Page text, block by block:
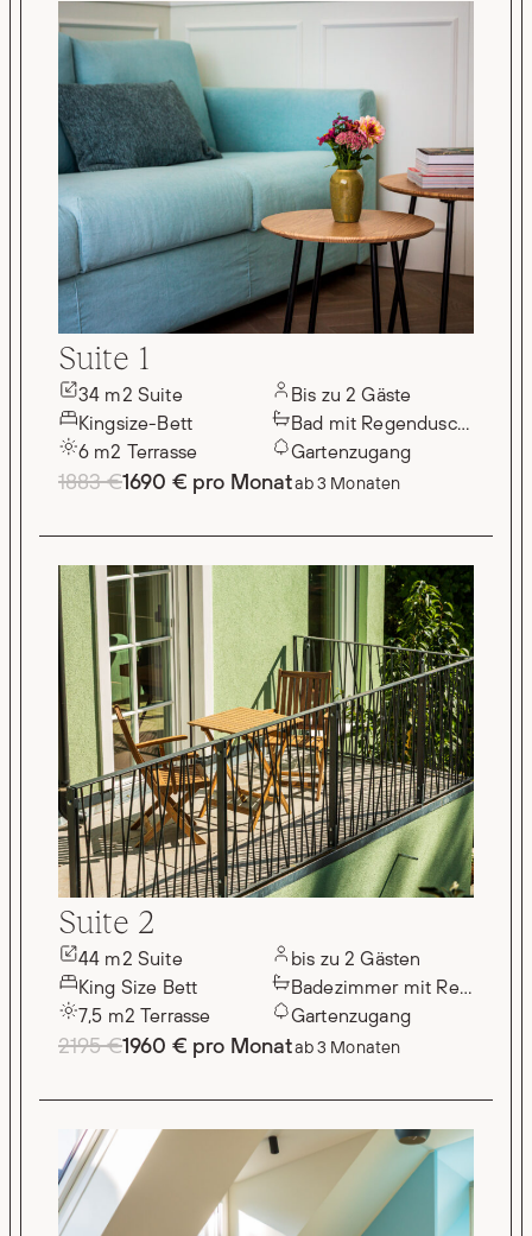
Suite 1
34 m2 Suite
Kingsize-Bett
6 m2 Terrasse
Bis zu 2 Gäste
Bad mit Regendusche
Gartenzugang
1883 €1690 € pro Monatab 3 Monaten
Suite 2
44 m2 Suite
King Size Bett
7,5 m2 Terrasse
bis zu 2 Gästen
Badezimmer mit
Gartenzugang
2195 €1960 € pro Monatab 3 Monaten